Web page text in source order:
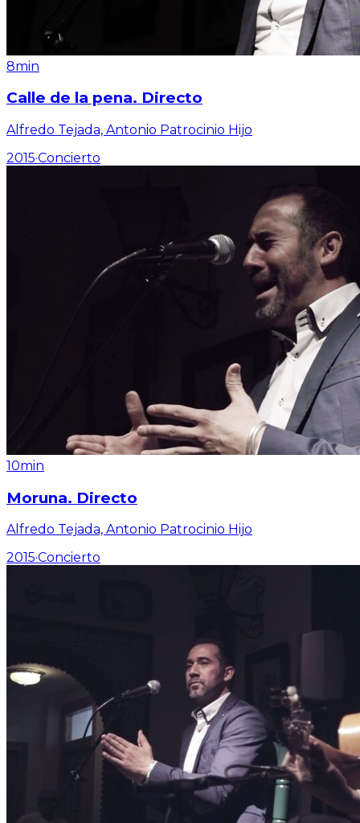
8min
Calle de la pena. Directo
Alfredo Tejada, Antonio Patrocinio Hijo
2015·Concierto
10min
Moruna. Directo
Alfredo Tejada, Antonio Patrocinio Hijo
2015·Concierto